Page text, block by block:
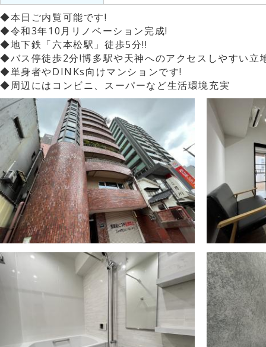
◆本日ご内覧可能です!
◆令和3年10月リノベーション完成!
◆地下鉄「六本松駅」徒歩5分!!
◆バス停徒歩2分!博多駅や天神へのアクセスしやすい立
◆単身者やDINKs向けマンションです!
◆周辺にはコンビニ、スーパーなど生活環境充実